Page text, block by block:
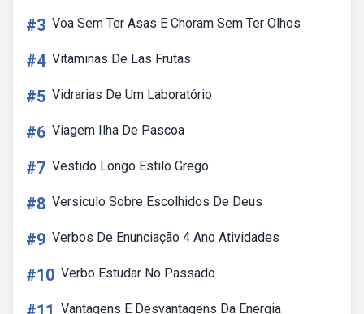
#3 Voa Sem Ter Asas E Choram Sem Ter Olhos
#4 Vitaminas De Las Frutas
#5 Vidrarias De Um Laboratório
#6 Viagem Ilha De Pascoa
#7 Vestido Longo Estilo Grego
#8 Versiculo Sobre Escolhidos De Deus
#9 Verbos De Enunciação 4 Ano Atividades
#10 Verbo Estudar No Passado
Vantagens E Desvantagens Da Energia